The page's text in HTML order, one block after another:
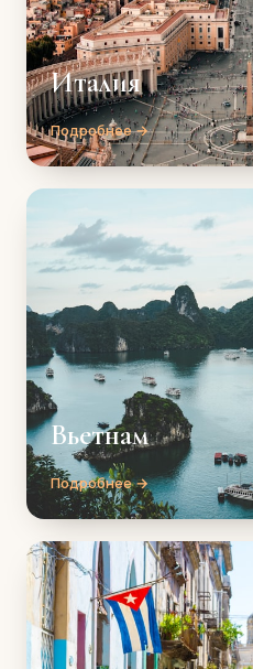
Италия
Подробнее →
Вьетнам
Подробнее →